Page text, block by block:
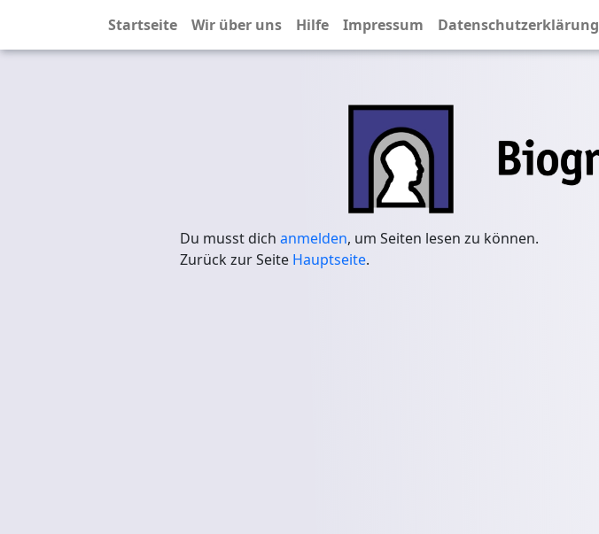
Startseite Wir über uns Hilfe Impressum Datenschutzerklärung
Du musst dich anmelden, um Seiten lesen zu können.
Zurück zur Seite Hauptseite.